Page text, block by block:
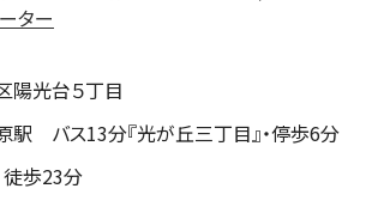
ター
陽光台５丁目
バス13分『光が丘三丁目』・停歩6分
歩23分